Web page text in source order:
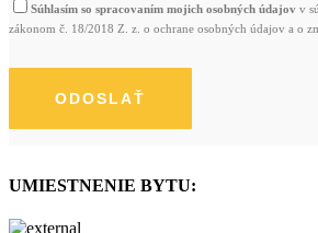
Súhlasím so spracovaním mojich osobných údajov v
zákonom č. 18/2018 Z. z. o ochrane osobných údajov a o
UMIESTNENIE BYTU: